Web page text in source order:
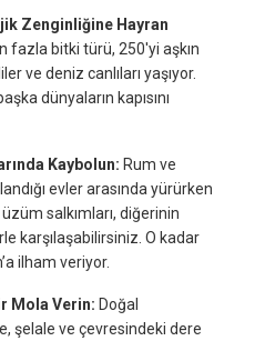
Zenginliğine Hayran
fazla bitki türü, 250'yi aşkın
ve deniz canlıları yaşıyor.
dünyaların kapısını
Kaybolun: Rum ve
evler arasında yürürken
salkımları, diğerinin
karşılaşabilirsiniz. O kadar
ilham veriyor.
Mola Verin: Doğal
şelale ve çevresindeki dere